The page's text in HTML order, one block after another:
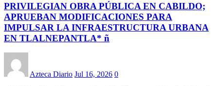
PRIVILEGIAN OBRA PÚBLICA EN CABILDO;
APRUEBAN MODIFICACIONES PARA
IMPULSAR LA INFRAESTRUCTURA URBANA
EN TLALNEPANTLA* ñ
Azteca Diario Jul 16, 2026 0